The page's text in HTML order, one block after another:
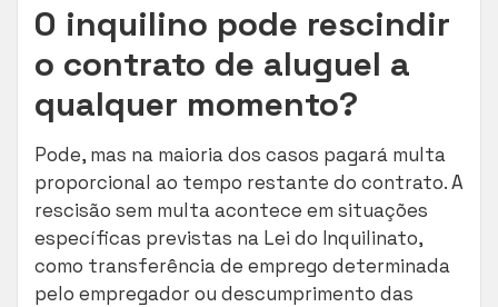
O inquilino pode rescindir
o contrato de aluguel a
qualquer momento?
Pode, mas na maioria dos casos pagará multa
proporcional ao tempo restante do contrato. A
rescisão sem multa acontece em situações
específicas previstas na Lei do Inquilinato,
como transferência de emprego determinada
pelo empregador ou descumprimento das